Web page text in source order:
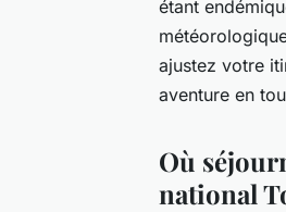
étant
ajustez votre
aventure en
Où
national